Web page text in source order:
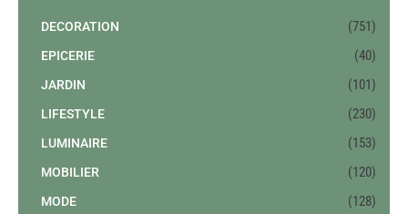
DECORATION (751)
EPICERIE (40)
JARDIN (101)
LIFESTYLE (230)
LUMINAIRE (153)
MOBILIER (120)
MODE (128)